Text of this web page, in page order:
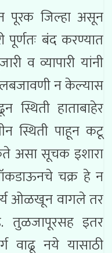
पूरक जिल्हा असून
पूर्णतः बंद करण्यात
व व्यापारी यांनी
न केल्यास
स्थिती हाताबाहेर
स्थिती पाहून कटू
असा सूचक इशारा
चक्र हे न
ओळखून वागले तर
तुळजापूरसह इतर
वाढू नये यासाठी